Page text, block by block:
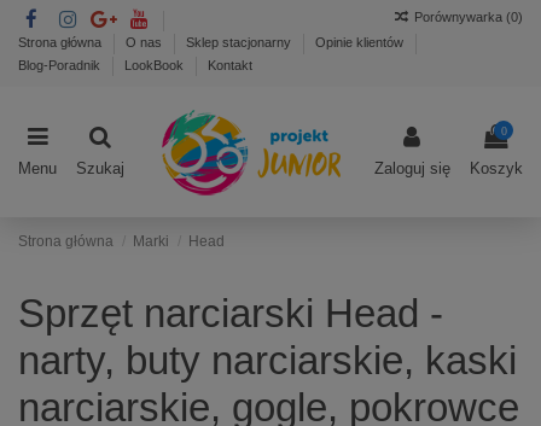
Strona główna O nas Sklep stacjonarny
Opinie klientów
Blog-Poradnik
LookBook Kontakt
Porównywarka (0)
Menu Szukaj Zaloguj się
0
Koszyk
Strona główna Marki Head
Sprzęt narciarski Head -
narty, buty narciarskie, kaski
narciarskie, gogle, pokrowce